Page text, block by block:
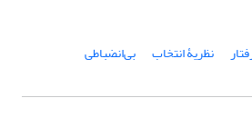
نظریۀ انتخاب بی‌انضباطی